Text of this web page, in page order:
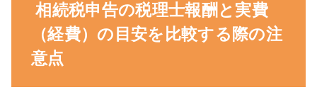
相続税申告の税理士報酬と実費
（経費）の目安を比較する際の注
意点